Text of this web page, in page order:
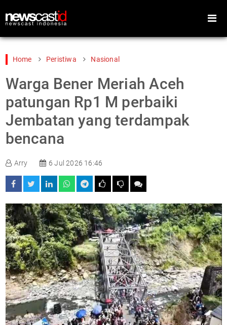
Home
Peristiwa
Gaya Hidup
Teknologi
Home Peristiwa Nasional
Warga Bener Meriah Aceh
patungan Rp1 M perbaiki
Jembatan yang terdampak
bencana
Arry 6 Jul 2026 16:46